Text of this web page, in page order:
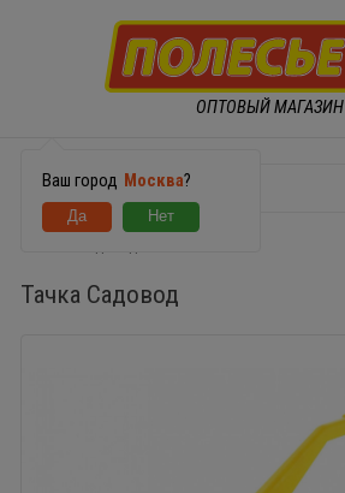
ОПТОВЫЙ МАГАЗИН
Ваш город Москва?
Тачка Садовод